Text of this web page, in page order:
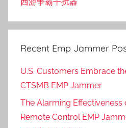
Recent Emp Jammer
U.S. Customers Embrace
CTSMB EMP Jammer
The Alarming Effectiveness
Remote Control EMP